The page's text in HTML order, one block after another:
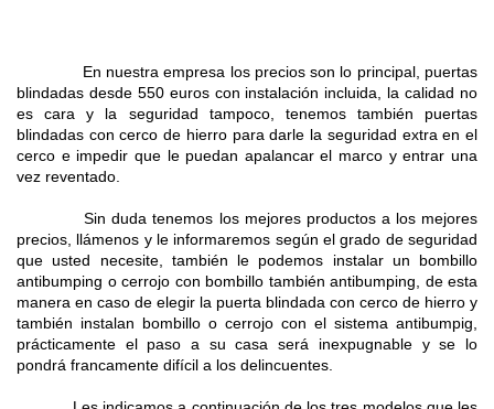
En nuestra empresa los precios son lo principal, puertas
blindadas desde 550 euros con instalación incluida, la calidad no
es cara y la seguridad tampoco, tenemos también puertas
blindadas con cerco de hierro para darle la seguridad extra en el
cerco e impedir que le puedan apalancar el marco y entrar una
vez reventado.
Sin duda tenemos los mejores productos a los mejores
precios, llámenos y le informaremos según el grado de seguridad
que usted necesite, también le podemos instalar un bombillo
antibumping o cerrojo con bombillo también antibumping, de esta
manera en caso de elegir la puerta blindada con cerco de hierro y
también instalan bombillo o cerrojo con el sistema antibumpig,
prácticamente el paso a su casa será inexpugnable y se lo
pondrá francamente difícil a los delincuentes.